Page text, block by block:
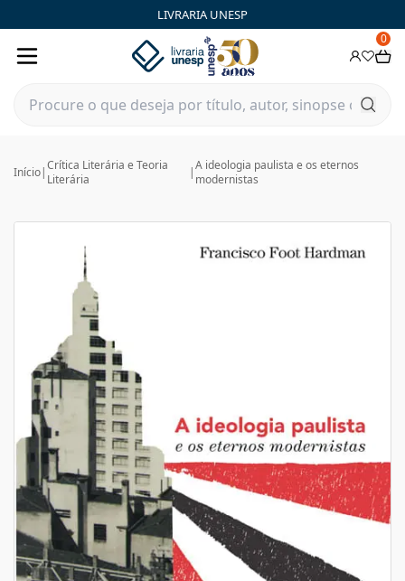
LIVRARIA UNESP
0
Início|Crítica Literária e Teoria
Literária
|A ideologia paulista e os eternos
modernistas